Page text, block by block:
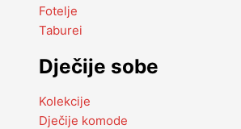
Fotelje
Taburei
Dječije sobe
Kolekcije
Dječije komode